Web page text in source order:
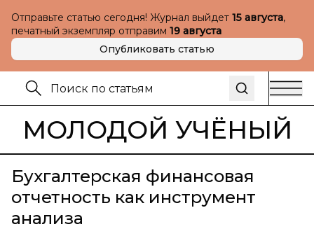
Отправьте статью сегодня! Журнал выйдет 15 августа,
печатный экземпляр отправим 19 августа
Опубликовать статью
МОЛОДОЙ УЧЁНЫЙ
Бухгалтерская финансовая
отчетность как инструмент
анализа